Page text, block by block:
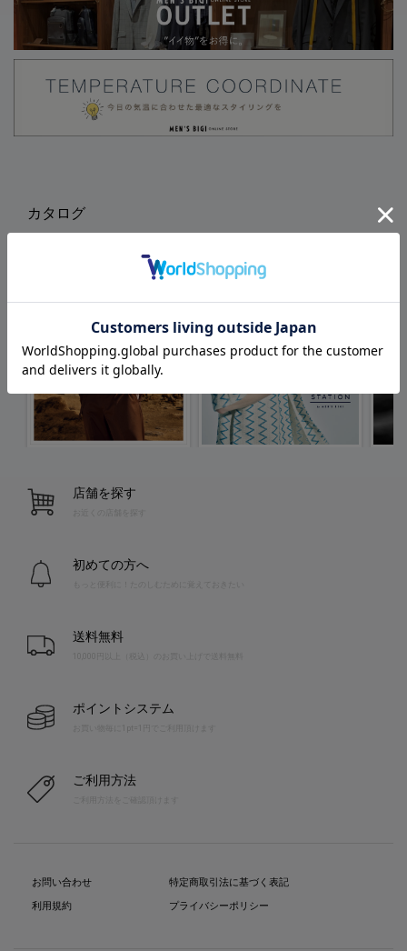
カタログ
店舗を探す
お近くの店舗を探す
初めての方へ
送料無料
10,000円以上（税込）のお買い上げで送料無料
ポイントシステム
お買い物毎に1pt=1円でご利用頂けます
ご利用方法
お問い合わせ
利用規約
特定商取引法に基づく表記
プライバシーポリシー